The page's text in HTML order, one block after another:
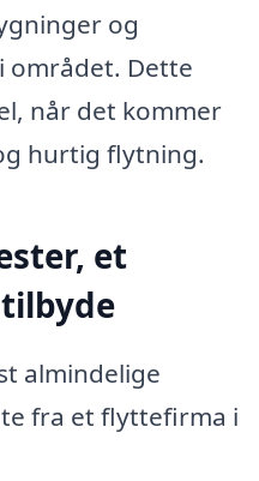
og
området. Dette
når det kommer
hurtig flytning.
et
almindelige
fra et flyttefirma i